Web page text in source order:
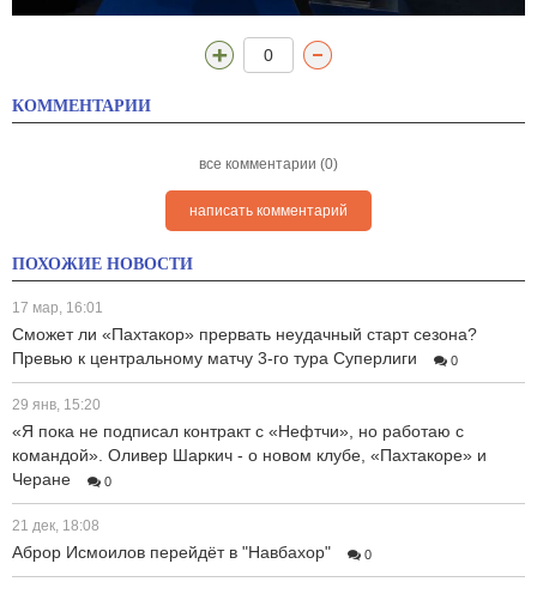
0
КОММЕНТАРИИ
все комментарии (0)
написать комментарий
ПОХОЖИЕ НОВОСТИ
17 мар, 16:01
Сможет ли «Пахтакор» прервать неудачный старт сезона?
Превью к центральному матчу 3-го тура Суперлиги
0
29 янв, 15:20
«Я пока не подписал контракт с «Нефтчи», но работаю с
командой». Оливер Шаркич - о новом клубе, «Пахтакоре» и
Черане
0
21 дек, 18:08
Аброр Исмоилов перейдёт в "Навбахор" 0